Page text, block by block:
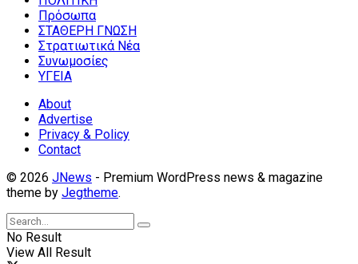
Πρόσωπα
ΣΤΑΘΕΡΗ ΓΝΩΣΗ
Στρατιωτικά Νέα
Συνωμοσίες
ΥΓΕΙΑ
About
Advertise
Privacy & Policy
Contact
© 2026 JNews - Premium WordPress news & magazine
theme by Jegtheme.
No Result
View All Result